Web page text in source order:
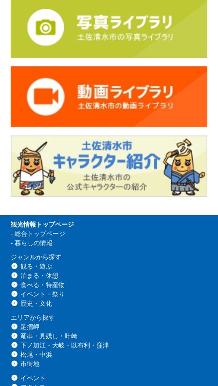
観光情報トップページ
-総合トップページ
-暮らしの情報
ジャンルから探す
観る・遊ぶ
泊まる・休憩
食べる・特産物
イベント・祭り
歴史・文化
エリアから探す
足摺岬
竜串・見残し・叶崎
下ノ加江・大岐・以布利・窪津
松尾・中浜
市街地
イベント